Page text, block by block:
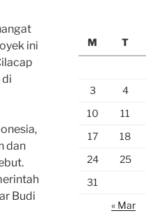
ini
dan
Budi
M
T
3
4
10
11
17
18
24
25
31
« Mar